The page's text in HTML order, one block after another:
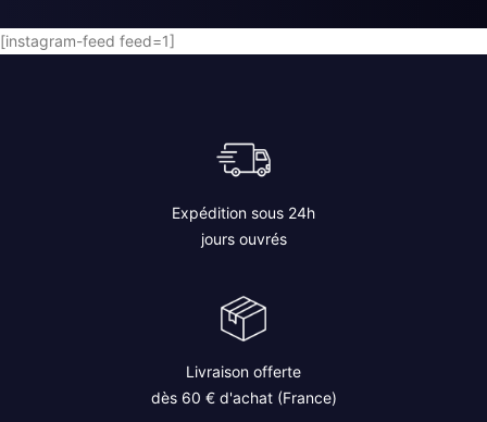
[instagram-feed feed=1]
Expédition sous 24h
jours ouvrés
Livraison offerte
dès 60 € d'achat (France)